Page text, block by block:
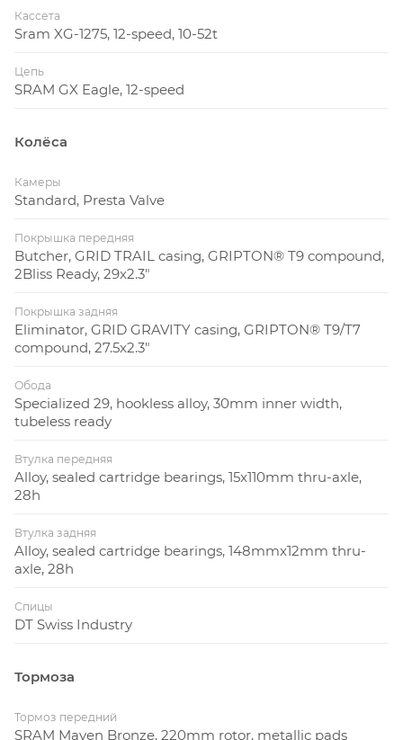
Кассета
Sram XG-1275, 12-speed, 10-52t
Цепь
SRAM GX Eagle, 12-speed
Колёса
Камеры
Standard, Presta Valve
Покрышка передняя
Butcher, GRID TRAIL casing, GRIPTON® T9 compound,
2Bliss Ready, 29x2.3"
Покрышка задняя
Eliminator, GRID GRAVITY casing, GRIPTON® T9/T7
compound, 27.5x2.3"
Обода
Specialized 29, hookless alloy, 30mm inner width,
tubeless ready
Втулка передняя
Alloy, sealed cartridge bearings, 15x110mm thru-axle,
28h
Втулка задняя
Alloy, sealed cartridge bearings, 148mmx12mm thru-
axle, 28h
Спицы
DT Swiss Industry
Тормоза
Тормоз передний
SRAM Maven Bronze, 220mm rotor, metallic pads